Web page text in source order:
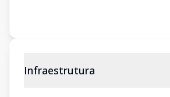
Infraestrutura